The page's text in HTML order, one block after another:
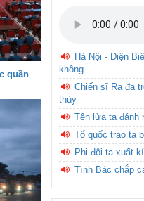
quần
Hà Nội - Điện
không
Chiến sĩ Ra đa
thùy
Tên lửa ta đánh
Tổ quốc trao ta
Phi đội ta xuất
Tình Bác chắp